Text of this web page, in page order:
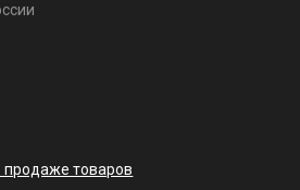
продаже товаров